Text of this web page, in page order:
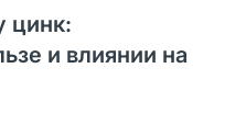
цинк:
и влиянии на